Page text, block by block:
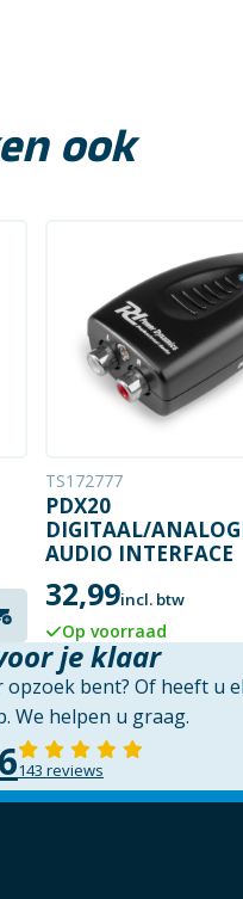
ook
TS172777
PDX20
DIGITAAL/
AUDIO INTERFACE
32,99incl. btw
Op voorraad
je klaar
bent? Of heeft u
We helpen u graag.
143 reviews